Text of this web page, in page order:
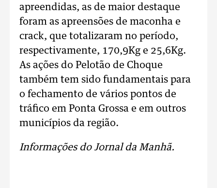
apreendidas, as de maior destaque
foram as apreensões de maconha e
crack, que totalizaram no período,
respectivamente, 170,9Kg e 25,6Kg.
As ações do Pelotão de Choque
também tem sido fundamentais para
o fechamento de vários pontos de
tráfico em Ponta Grossa e em outros
municípios da região.
Informações do Jornal da Manhã.